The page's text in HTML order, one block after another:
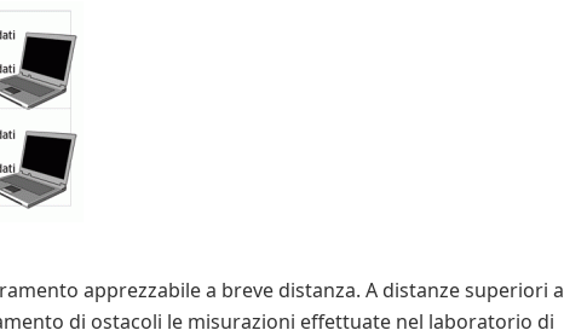
apprezzabile a breve distanza. A distanze superiori a
di ostacoli le misurazioni effettuate nel laboratorio di